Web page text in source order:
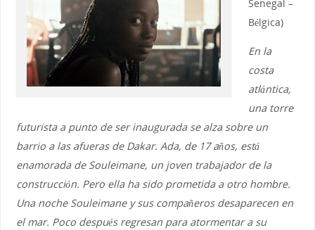
Senegal –
Bélgica)
En la
costa
atlántica,
una torre
futurista a punto de ser inaugurada se alza sobre un
barrio a las afueras de Dakar. Ada, de 17 años, está
enamorada de Souleimane, un joven trabajador de la
construcción. Pero ella ha sido prometida a otro hombre.
Una noche Souleimane y sus compañeros desaparecen en
el mar. Poco después regresan para atormentar a su